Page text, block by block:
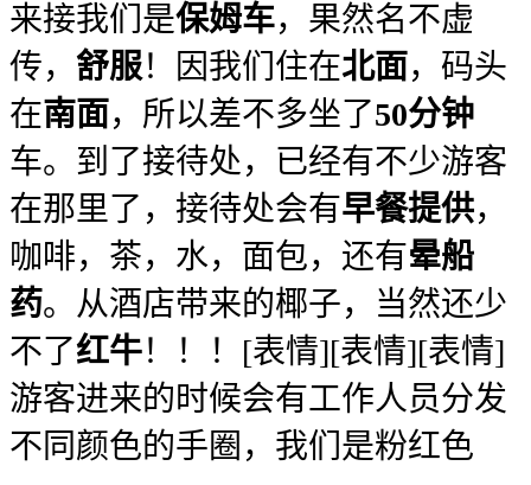
来接我们是保姆车，果然名不虚
传， 舒服！因我们住在北面，码头
在南面，所以差不多坐了50分钟
车。到了接待处，已经有不少游客
在那里了，接待处会有早餐提供，
咖啡，茶，水，面包，还有晕船
药。从酒店带来的椰子，当然还少
不了红牛！！！[表情][表情][表情]
游客进来的时候会有工作人员分发
不同颜色的手圈，我们是粉红色